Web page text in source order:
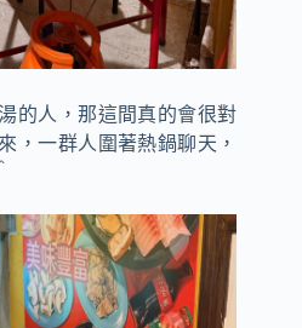
的人，那這間真的會很對
，一群人圍著熱鍋聊天，